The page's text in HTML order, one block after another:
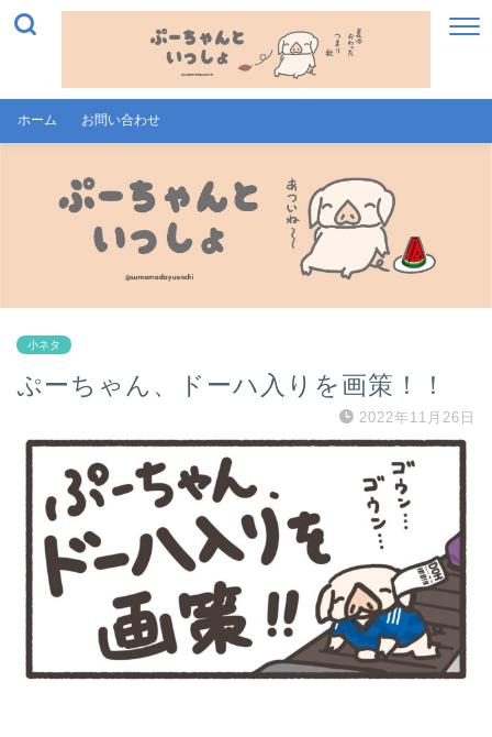
ホーム お問い合わせ
小ネタ
ぷーちゃん、ドーハ入りを画策！！
2022年11月26日